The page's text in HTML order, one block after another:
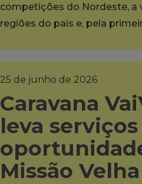
competições do Nordeste, a
regiões do país e, pela
25 de junho de 2026
Caravana
leva
Missão Velha